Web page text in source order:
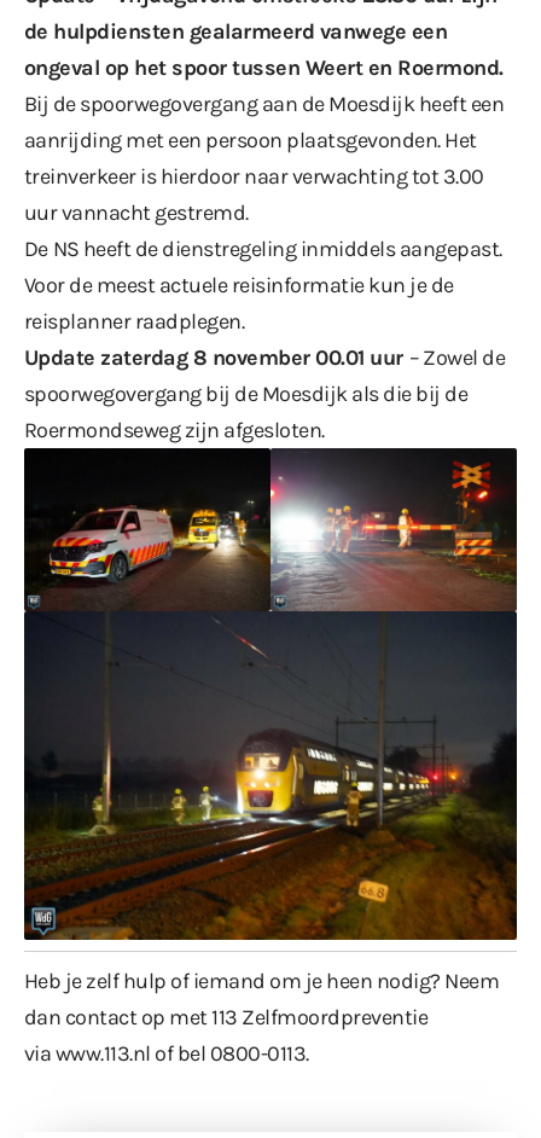
de hulpdiensten gealarmeerd vanwege een
ongeval op het spoor tussen Weert en Roermond.
Bij de spoorwegovergang aan de Moesdijk heeft een
aanrijding met een persoon plaatsgevonden. Het
treinverkeer is hierdoor naar verwachting tot 3.00
uur vannacht gestremd.
De NS heeft de dienstregeling inmiddels aangepast.
Voor de meest actuele reisinformatie kun je de
reisplannerraadplegen.
Update zaterdag 8 november 00.01 uur – Zowel de
spoorwegovergang bij de Moesdijk als die bij de
Roermondseweg zijn afgesloten.
Heb je zelf hulp of iemand om je heen nodig? Neem
dan contact op met 113 Zelfmoordpreventie
viawww.113.nl of bel 0800-0113.